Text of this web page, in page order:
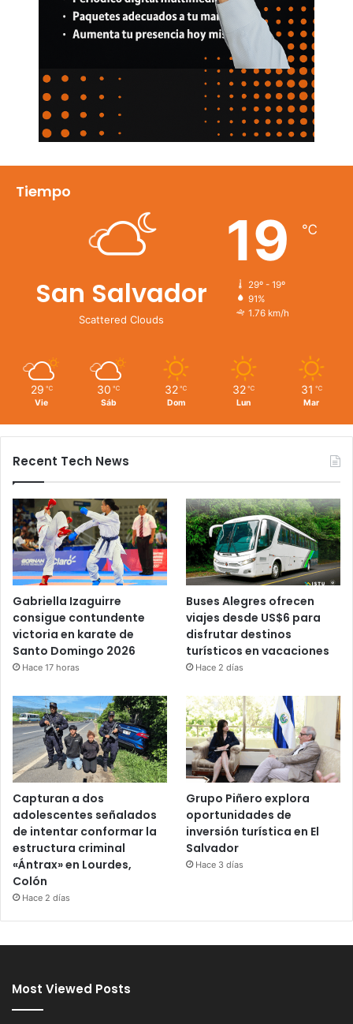
Tiempo
San Salvador
Scattered Clouds
19 ℃
29º - 19º
91%
1.76 km/h
29 ℃
Vie
30 ℃
Sáb
32 ℃
Dom
32 ℃
Lun
31 ℃
Mar
Recent Tech News
Gabriella Izaguirre
consigue contundente
victoria en karate de
Santo Domingo 2026
Hace 17 horas
Buses Alegres ofrecen
viajes desde US$6 para
disfrutar destinos
turísticos en vacaciones
Hace 2 días
Capturan a dos
adolescentes señalados
de intentar conformar la
estructura criminal
«Ántrax» en Lourdes,
Colón
Hace 2 días
Grupo Piñero explora
oportunidades de
inversión turística en El
Salvador
Hace 3 días
Most Viewed Posts